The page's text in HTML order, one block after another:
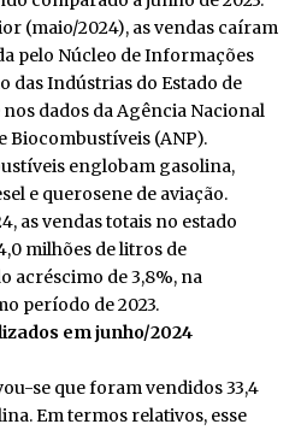
(maio/2024), as vendas caíram
pelo Núcleo de Informações
das Indústrias do Estado de
dados da Agência Nacional
Biocombustíveis (ANP).
englobam gasolina,
e querosene de aviação.
as vendas totais no estado
milhões de litros de
acréscimo de 3,8%, na
período de 2023.
em junho/2024
se que foram vendidos 33,4
Em termos relativos, esse